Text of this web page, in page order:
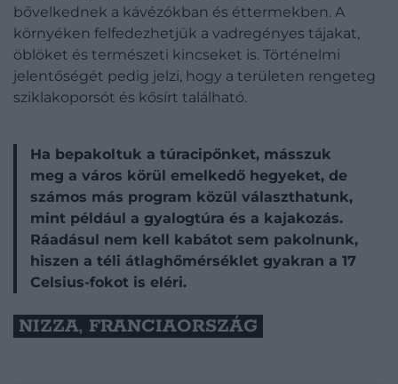
bővelkednek a kávézókban és éttermekben. A
környéken felfedezhetjük a vadregényes tájakat,
öblöket és természeti kincseket is. Történelmi
jelentőségét pedig jelzi, hogy a területen rengeteg
sziklakoporsót és kősírt található.
Ha bepakoltuk a túracipőnket, másszuk
meg a város körül emelkedő hegyeket, de
számos más program közül választhatunk,
mint például a gyalogtúra és a kajakozás.
Ráadásul nem kell kabátot sem pakolnunk,
hiszen a téli átlaghőmérséklet gyakran a 17
Celsius-fokot is eléri.
NIZZA, FRANCIAORSZÁG